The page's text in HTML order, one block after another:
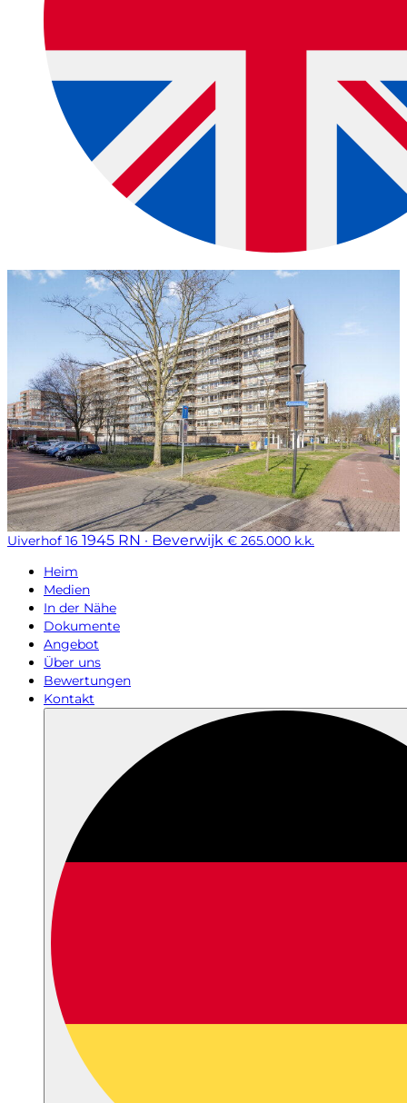
Uiverhof 16 1945 RN · Beverwijk € 265.000 k.k.
Heim
Medien
In der Nähe
Dokumente
Angebot
Über uns
Bewertungen
Kontakt